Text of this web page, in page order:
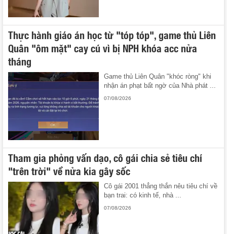
Thực hành giáo án học từ "tóp tóp", game thủ Liên
Quân "ôm mặt" cay cú vì bị NPH khóa acc nửa
tháng
Game thủ Liên Quân "khóc ròng" khi
nhận án phạt bất ngờ của Nhà phát ...
07/08/2026
Tham gia phỏng vấn dạo, cô gái chia sẻ tiêu chí
"trên trời" về nửa kia gây sốc
Cô gái 2001 thẳng thắn nêu tiêu chí về
bạn trai: có kinh tế, nhà ...
07/08/2026